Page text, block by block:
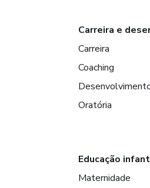
Carreira e
Carreira
Coaching
Oratória
Educação
Maternidade